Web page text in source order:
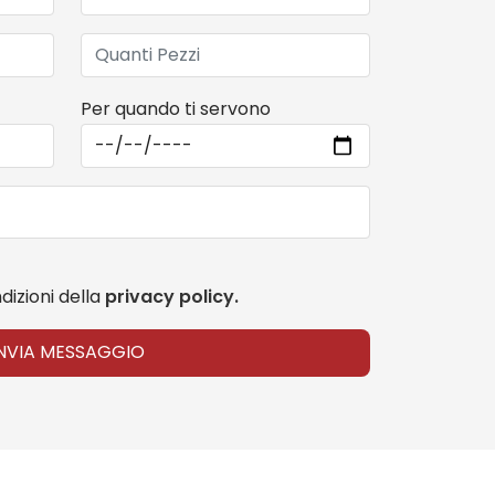
Per quando ti servono
della privacy policy.
MESSAGGIO